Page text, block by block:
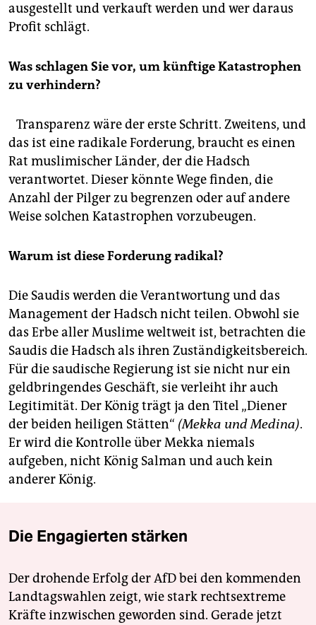
ausgestellt und verkauft werden und wer daraus
Profit schlägt.
Was schlagen Sie vor, um künftige Katastrophen
zu verhindern?
Transparenz wäre der erste Schritt. Zweitens, und
das ist eine radikale Forderung, braucht es einen
Rat muslimischer Länder, der die Hadsch
verantwortet. Dieser könnte Wege finden, die
Anzahl der Pilger zu begrenzen oder auf andere
Weise solchen Katastrophen vorzubeugen.
Warum ist diese Forderung radikal?
Die Saudis werden die Verantwortung und das
Management der Hadsch nicht teilen. Obwohl sie
das Erbe aller Muslime weltweit ist, betrachten die
Saudis die Hadsch als ihren Zuständigkeitsbereich.
Für die saudische Regierung ist sie nicht nur ein
geldbringendes Geschäft, sie verleiht ihr auch
Legitimität. Der König trägt ja den Titel „Diener
der beiden heiligen Stätten“ (Mekka und Medina).
Er wird die Kontrolle über Mekka niemals
aufgeben, nicht König Salman und auch kein
anderer König.
Die Engagierten stärken
Der drohende Erfolg der AfD bei den kommenden
Landtagswahlen zeigt, wie stark rechtsextreme
Kräfte inzwischen geworden sind. Gerade jetzt